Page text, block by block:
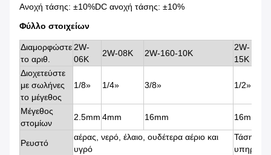
Ανοχή τάσης: ±10%DC ανοχή τάσης: ±10%
Φύλλο στοιχείων
Διαμορφώστε
το αριθ.
2W-
06K
2W-08K 2W-160-10K
2W-
15K
Διοχετεύστε
με σωλήνες
το μέγεθος
1/8» 1/4» 3/8» 1/2»
Μέγεθος
στομίων
2.5mm 4mm 16mm 16mm
Ρευστό
αέρας, νερό, έλαιο, ουδέτερα αέριο και
υγρό
Τάση